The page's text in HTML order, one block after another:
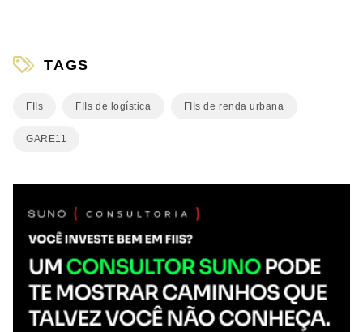
TAGS
FIIs FIIs de logística FIIs de renda urbana
GARE11